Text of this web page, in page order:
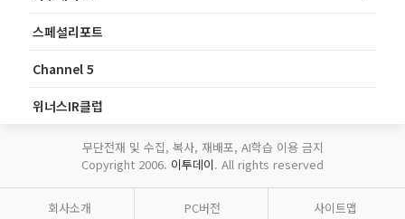
스페셜리포트
Channel 5
위너스IR클럽
무단전재 및 수집, 복사, 재배포, AI학습 이용 금지
Copyright 2006. 이투데이. All rights reserved
회사소개 PC버전 사이트맵